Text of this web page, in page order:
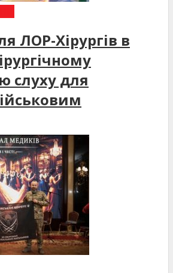
ЛОР-Хірургів в
слуху для